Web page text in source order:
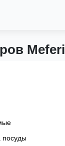
Meferi
посуды